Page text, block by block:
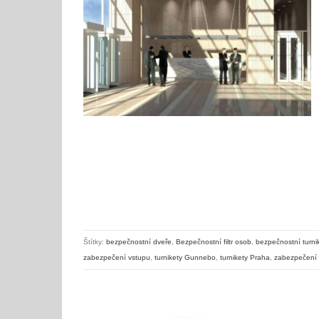
Štítky: bezpečnostní dveře Bezpečnostní filtr osob bezpečnostní
zabezpečení vstupu
turnikety Gunnebo turnikety Praha zabezpečení